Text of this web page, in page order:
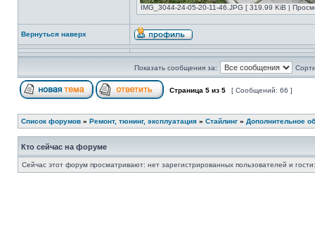
IMG_3044-24-05-20-11-46.JPG [ 319.99 KiB |
Вернуться наверх
Показать сообщения за:
Страница 5 из 5 [ Сообщений: 66 ]
Список форумов » Ремонт, тюнинг, эксплуатация » Стайлинг » Дополнительное
Кто сейчас на форуме
Сейчас этот форум просматривают: нет зарегистрированных пользователей и